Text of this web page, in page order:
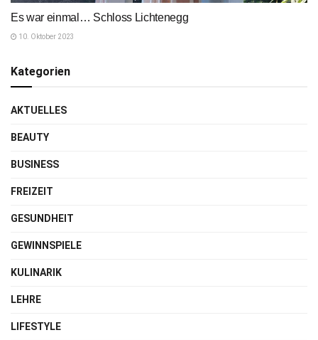
Es war einmal… Schloss Lichtenegg
10. Oktober 2023
Kategorien
AKTUELLES
BEAUTY
BUSINESS
FREIZEIT
GESUNDHEIT
GEWINNSPIELE
KULINARIK
LEHRE
LIFESTYLE